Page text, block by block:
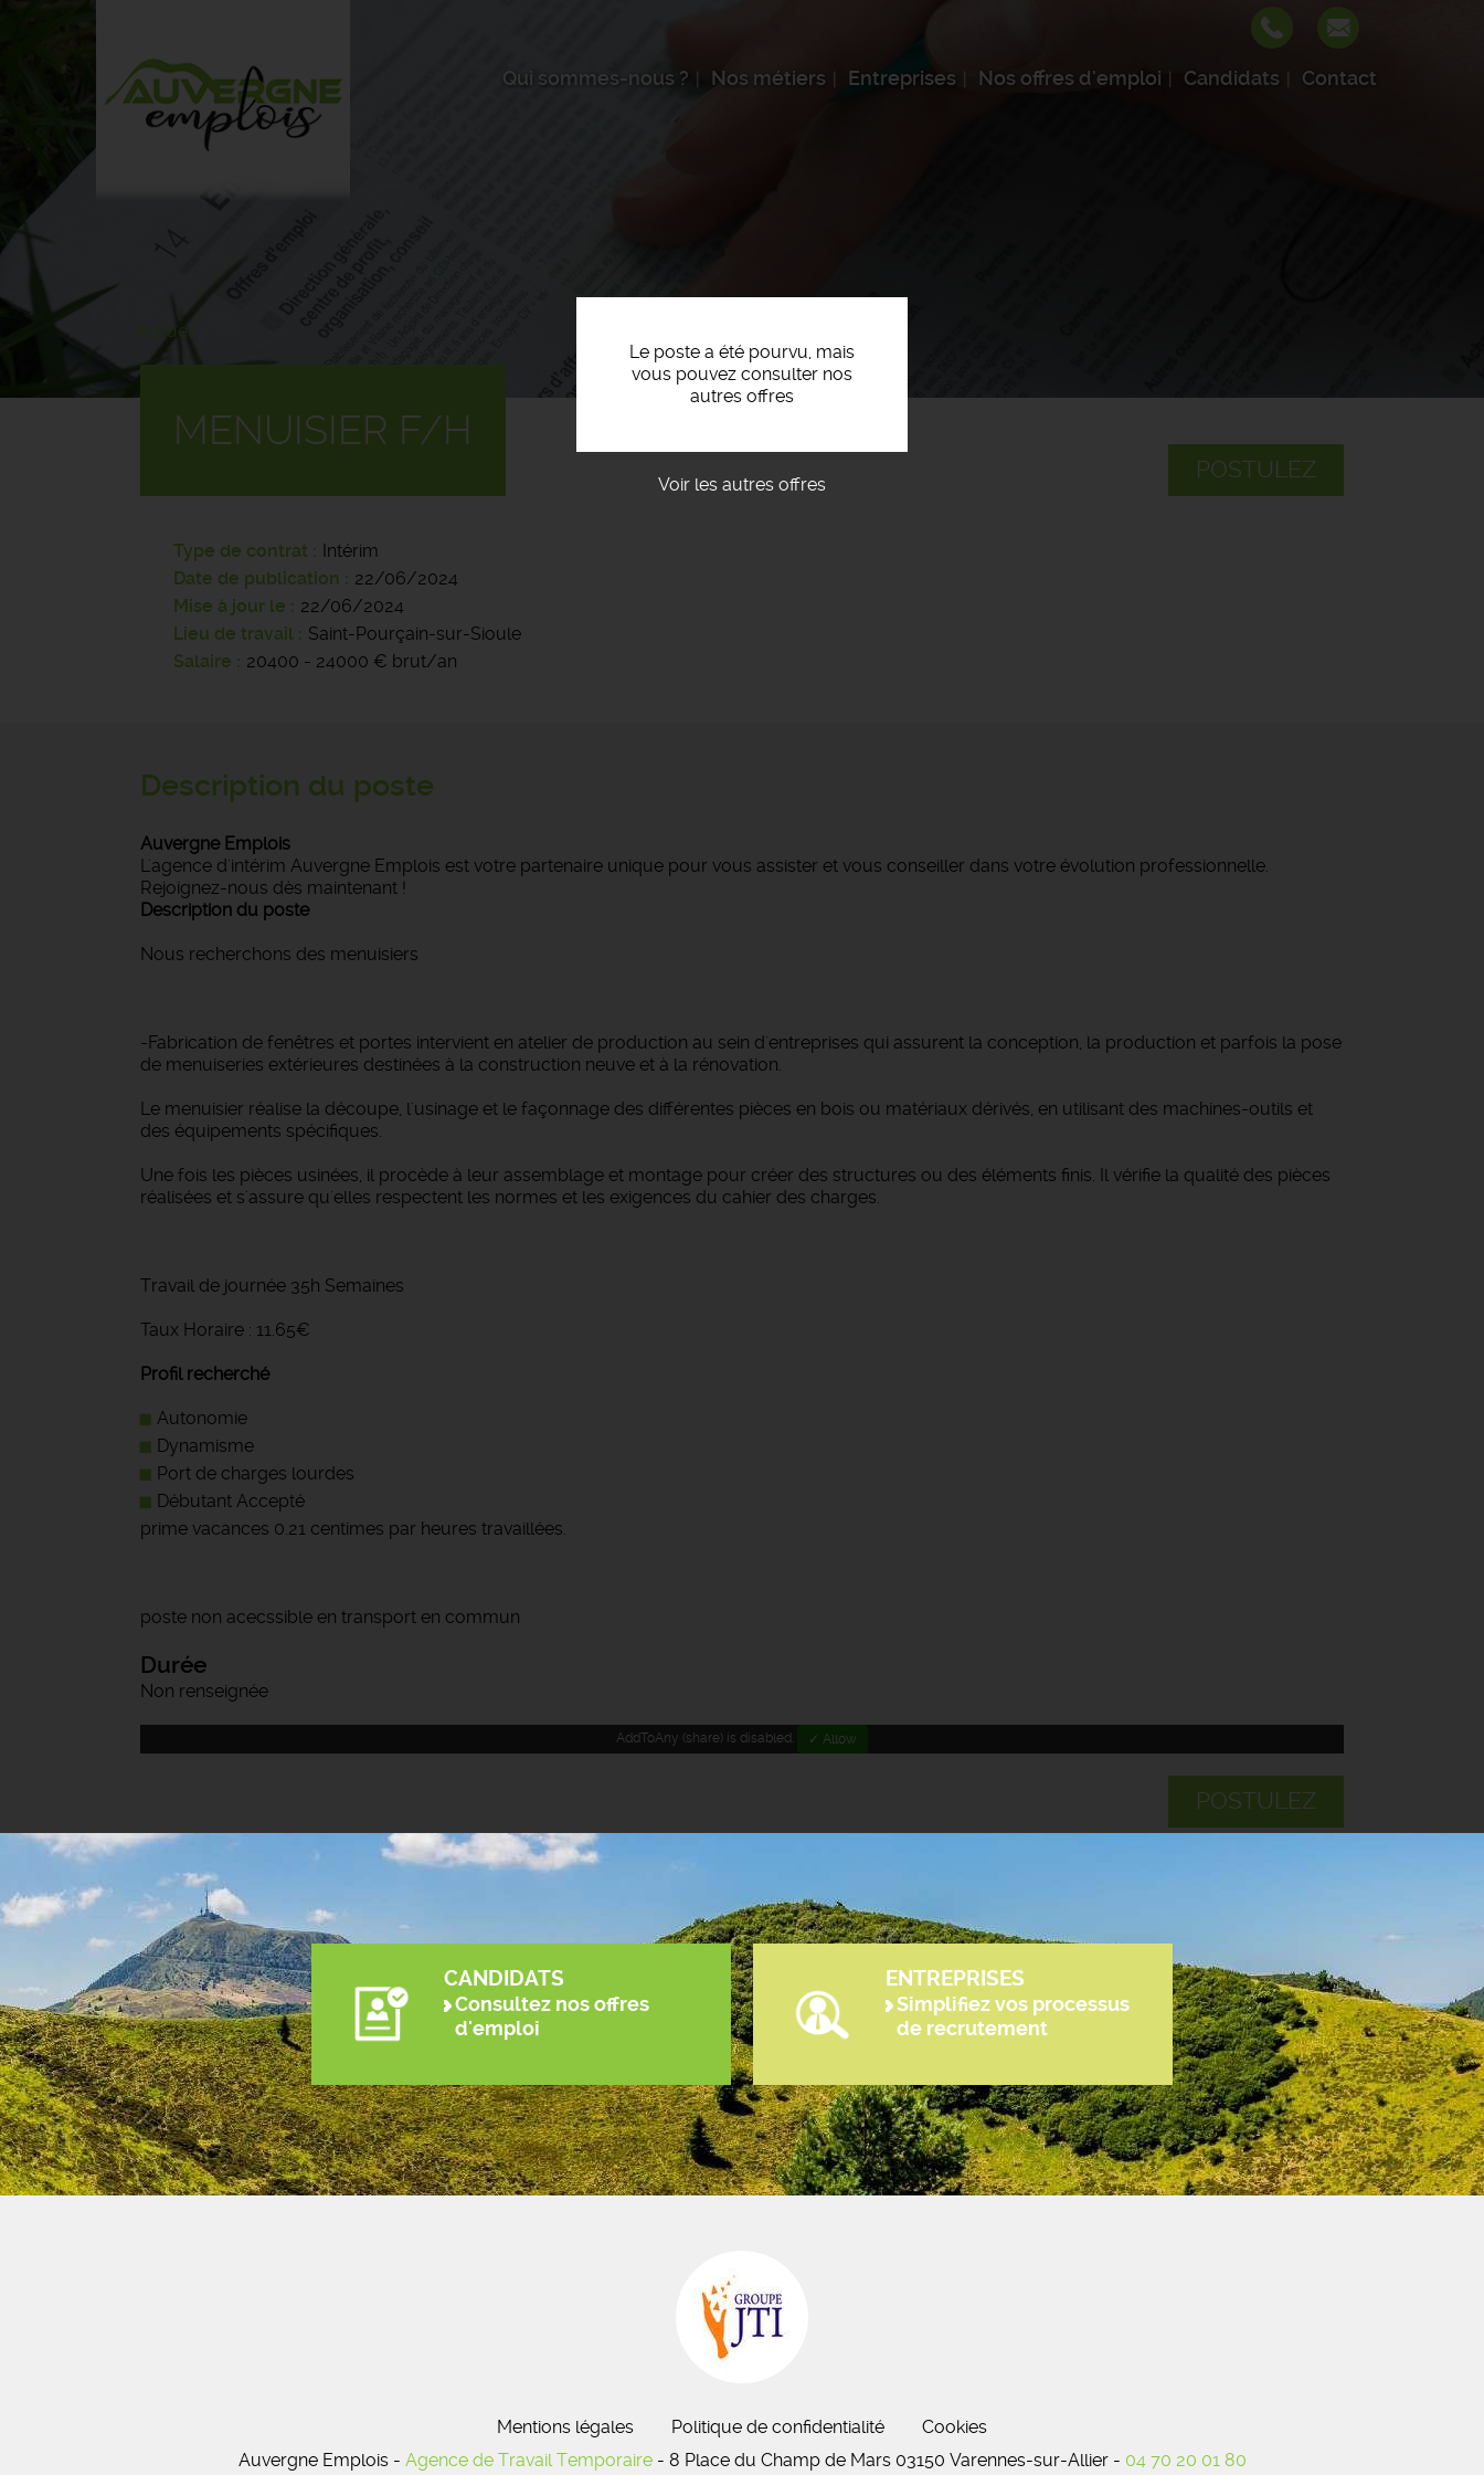
Qui sommes-nous ? Nos métiers Entreprises Nos offres d'emploi Candidats Contact
Accueil
Le poste a été pourvu, mais
vous pouvez consulter nos
autres offres
Voir les autres offres
POSTULEZ
MENUISIER F/H
Type de contrat
Intérim
Date de publication
22/06/2024
Mise à jour le
22/06/2024
Lieu de travail
Saint-Pourçain-sur-Sioule
Salaire
20400 - 24000 € brut/an
Description du poste
Auvergne Emplois
L'agence d'intérim Auvergne Emplois est votre partenaire unique pour vous assister et vous conseiller dans votre évolution professionnelle.
Rejoignez-nous dès maintenant !
Description du poste
Nous recherchons des menuisiers
-Fabrication de fenêtres et portes intervient en atelier de production au sein d'entreprises qui assurent la conception, la production et parfois la pose
de menuiseries extérieures destinées à la construction neuve et à la rénovation.
Le menuisier réalise la découpe, l'usinage et le façonnage des différentes pièces en bois ou matériaux dérivés, en utilisant des machines-outils et
des équipements spécifiques.
Une fois les pièces usinées, il procède à leur assemblage et montage pour créer des structures ou des éléments finis. Il vérifie la qualité des pièces
réalisées et s'assure qu'elles respectent les normes et les exigences du cahier des charges.
Travail de journée 35h Semaines
Taux Horaire : 11.65€
Profil recherché
Autonomie
Dynamisme
Port de charges lourdes
Débutant Accepté
prime vacances 0.21 centimes par heures travaillées.
poste non acecssible en transport en commun
Durée
Non renseignée
AddToAny (share) is disabled. ✓ Allow
POSTULEZ
CANDIDATS
Consultez nos offres
d'emploi
ENTREPRISES
Simplifiez vos processus
de recrutement
Mentions légales Politique de confidentialité
Cookies
Auvergne Emplois - Agence de Travail Temporaire- 8 Place du Champ de Mars 03150 Varennes-sur-Allier - 04 70 20 01 80